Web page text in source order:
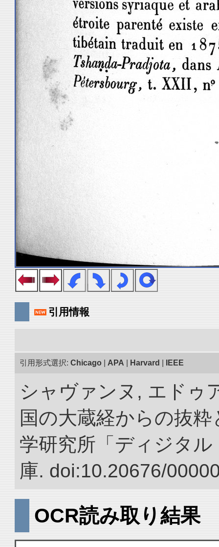
引用情報
引用形式選択: Chicago APA Harvard IEEE
シャヴァンヌ, エドゥ
国の大蔵経からの抜
学研究所「ディジタ
庫. doi:10.20676/
OCR読み取り結果